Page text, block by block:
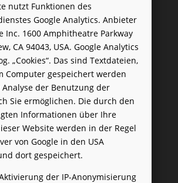
nutzt Funktionen des
Google Analytics. Anbieter
Inc. 1600 Amphitheatre Parkway
CA 94043, USA. Google Analytics
„Cookies“. Das sind Textdateien,
Computer gespeichert werden
der Benutzung der
Sie ermöglichen. Die durch den
Informationen über Ihre
Website werden in der Regel
von Google in den USA
dort gespeichert.
der IP-Anonymisierung